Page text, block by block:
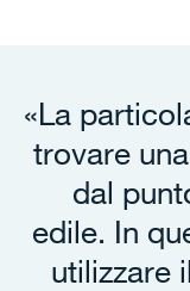
«La
trovare
dal
edile. In
utilizzare